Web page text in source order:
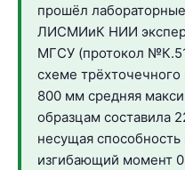
прошёл
ЛИСМИиК НИИ
МГСУ (протокол
схеме
800 мм средняя
образцам составила
несущая
изгибающий момент